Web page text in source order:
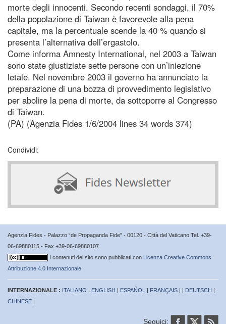
morte degli innocenti. Secondo recenti sondaggi, il 70%
della popolazione di Taiwan è favorevole alla pena
capitale, ma la percentuale scende la 40 % quando si
presenta l’alternativa dell’ergastolo.
Come informa Amnesty International, nel 2003 a Taiwan
sono state giustiziate sette persone con un’iniezione
letale. Nel novembre 2003 il governo ha annunciato la
preparazione di una bozza di provvedimento legislativo
per abolire la pena di morte, da sottoporre al Congresso
di Taiwan.
(PA) (Agenzia Fides 1/6/2004 lines 34 words 374)
Condividi:
Agenzia Fides - Palazzo “de Propaganda Fide” - 00120 - Città del Vaticano Tel. +39-
06-69880115 - Fax +39-06-69880107
I contenuti del sito sono pubblicati con Licenza Creative Commons
Attribuzione 4.0 Internazionale
INTERNAZIONALE : ITALIANO | ENGLISH | ESPAÑOL | FRANÇAIS | | DEUTSCH |
CHINESE |
Seguici: